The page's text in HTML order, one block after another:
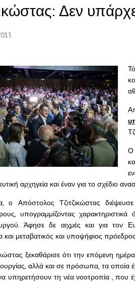
Δεν
Ο
αρχηγεία και έναν για το σχέδιο
ο Απόστολος Τζιτζικώστας
υπογραμμίζοντας
Άφησε δε αιχμές και για τον
μεταβατικός και υποψήφιος
ξεκαθάρισε ότι την επόμενη
αλλά και σε πρόσωπα, τα οποία
υπηρετήσουν τη νέα νοοτροπία , που